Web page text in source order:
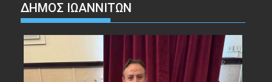
ΔΗΜΟΣ ΙΩΑΝΝΙΤΩΝ